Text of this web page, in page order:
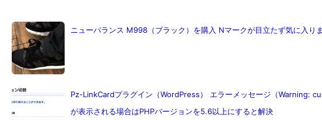
ニューバランス M998（ブラック）を購入 Nマークが目立たず気に入り
Pz-LinkCardプラグイン（WordPress） エラーメッセージ（Warning:
が表示される場合はPHPバージョンを5.6以上にすると解決